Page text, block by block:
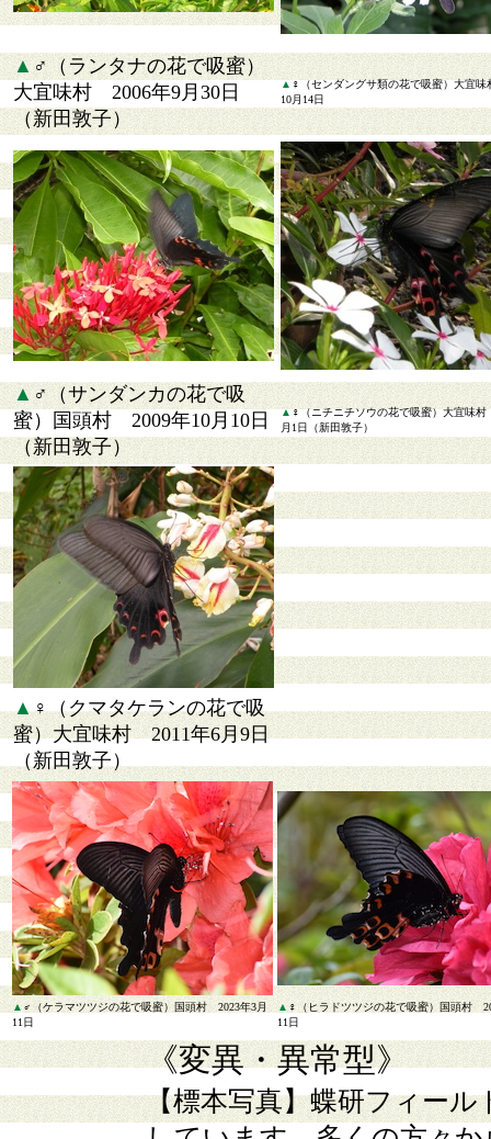
▲ ♂（ランタナの花で吸蜜）
大宜味村 2006年9月30日
（新田敦子）
▲♀（センダングサ類の花で吸蜜）大宜
10月14日
▲ ♂（サンダンカの花で吸
蜜）国頭村 2009年10月10日
（新田敦子）
▲♀（ニチニチソウの花で吸蜜）大宜味
月1日（新田敦子）
▲♀（クマタケランの花で吸
蜜）大宜味村 2011年6月9日
（新田敦子）
▲ ♂（ケラマツツジの花で吸蜜）国頭村 2023年3月
11日
▲ ♀（ヒラドツツジの花で吸蜜）国頭村
11日
《変異・異常型》
【標本写真】蝶研フィール